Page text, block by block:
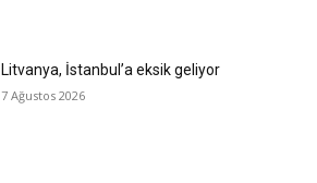
Litvanya, İstanbul’a eksik geliyor
7 Ağustos 2026